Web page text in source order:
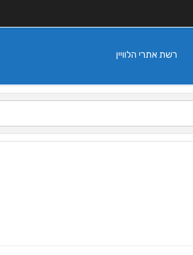
רשת אתרי הלוויין